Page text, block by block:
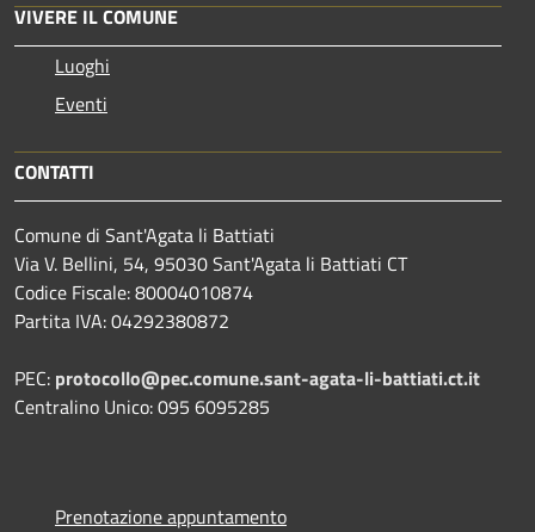
VIVERE IL COMUNE
Luoghi
Eventi
CONTATTI
Comune di Sant'Agata li Battiati
Via V. Bellini, 54, 95030 Sant'Agata li Battiati CT
Codice Fiscale: 80004010874
Partita IVA: 04292380872
PEC: protocollo@pec.comune.sant-agata-li-battiati.ct.it
Centralino Unico: 095 6095285
Prenotazione appuntamento